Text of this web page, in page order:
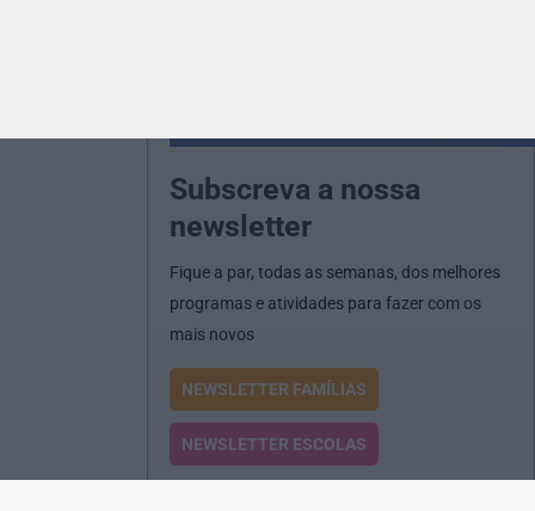
Subscreva a nossa
newsletter
Fique a par, todas as semanas, dos melhores
programas e atividades para fazer com os
mais novos
NEWSLETTER FAMÍLIAS
NEWSLETTER ESCOLAS